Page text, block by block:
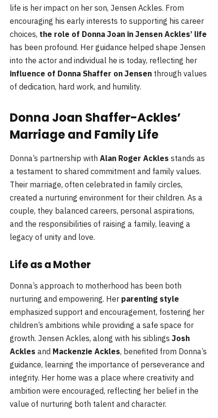
life is her impact on her son, Jensen Ackles. From
encouraging his early interests to supporting his career
choices, the role of Donna Joan in Jensen Ackles’ life
has been profound. Her guidance helped shape Jensen
into the actor and individual he is today, reflecting her
influence of Donna Shaffer on Jensen through values
of dedication, hard work, and humility.
Donna Joan Shaffer-Ackles’
Marriage and Family Life
Donna’s partnership with Alan Roger Ackles stands as
a testament to shared commitment and family values.
Their marriage, often celebrated in family circles,
created a nurturing environment for their children. As a
couple, they balanced careers, personal aspirations,
and the responsibilities of raising a family, leaving a
legacy of unity and love.
Life as a Mother
Donna’s approach to motherhood has been both
nurturing and empowering. Her parenting style
emphasized support and encouragement, fostering her
children’s ambitions while providing a safe space for
growth. Jensen Ackles, along with his siblings Josh
Ackles and Mackenzie Ackles, benefited from Donna’s
guidance, learning the importance of perseverance and
integrity. Her home was a place where creativity and
ambition were encouraged, reflecting her belief in the
value of nurturing both talent and character.